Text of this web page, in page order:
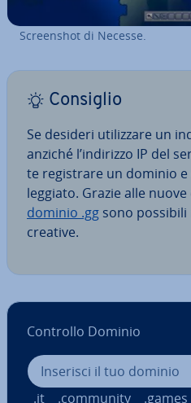
Screen­shot di Necesse.
Consiglio
Se desideri uti­liz­za­re un
anziché l’indirizzo IP del
te re­gi­stra­re un dominio
leg­gia­to. Grazie alle
dominio .gg sono
creative.
Controllo Dominio
.it .community .games